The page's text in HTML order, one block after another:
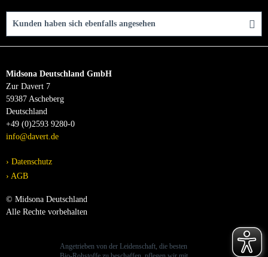
Kunden haben sich ebenfalls angesehen
Midsona Deutschland GmbH
Zur Davert 7
59387 Ascheberg
Deutschland
+49 (0)2593 9280-0
info@davert.de
Datenschutz
AGB
© Midsona Deutschland
Alle Rechte vorbehalten
Angetrieben von der Leidenschaft, die besten